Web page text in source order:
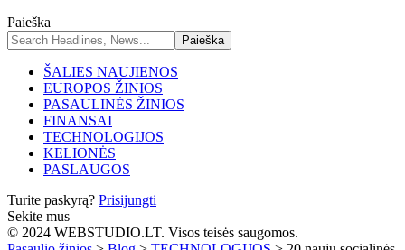
Paieška
ŠALIES NAUJIENOS
EUROPOS ŽINIOS
PASAULINĖS ŽINIOS
FINANSAI
TECHNOLOGIJOS
KELIONĖS
PASLAUGOS
Turite paskyrą? Prisijungti
Sekite mus
© 2024 WEBSTUDIO.LT. Visos teisės saugomos.